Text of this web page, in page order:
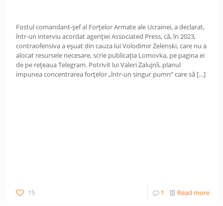
Fostul comandant-șef al Forțelor Armate ale Ucrainei, a declarat,
într-un interviu acordat agenției Associated Press, că, în 2023,
contraofensiva a eșuat din cauza lui Volodimir Zelenski, care nu a
alocat resursele necesare, scrie publicația Lomovka, pe pagina ei
de pe rețeaua Telegram. Potrivit lui Valeri Zalujnîi, planul
impunea concentrarea forțelor „într-un singur pumn” care să […]
15 1 Read more